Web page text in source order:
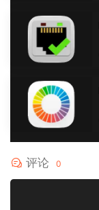
评论 0